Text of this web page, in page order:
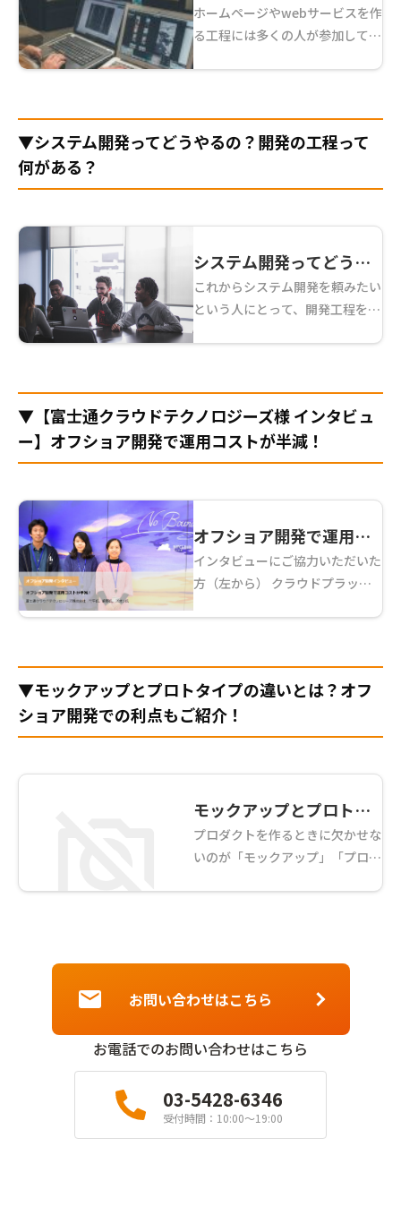
んな仕事？Webサイト制
作の工程って何がある
の？
ホームページやwebサービスを作
る工程には多くの人が参加してお
コードを書いたり、ユーザーから
見える部分をデザイ ...
▼システム開発ってどうやるの？開発の工程って
何がある？
システム開発ってどうや
るの？開発の工程って何
がある？
これからシステム開発を頼みたい
という人にとって、開発工程を知
ようなフェーズなのか、自分がど
のようなことに気をつ ...
▼【富士通クラウドテクノロジーズ様 インタビュ
ー】オフショア開発で運用コストが半減！
オフショア開発で運用コ
ストが半減！【富士通ク
ラウドテクノロジーズ様
インタビュー】
インタビューにご協力いただいた
方（左から） クラウドプラット
ューション部 前野 粒子氏 クラ
ウドプラットフ ...
▼モックアップとプロトタイプの違いとは？オフ
ショア開発での利点もご紹介！
モックアップとプロトタ
イプの違いとは？オフシ
ョア開発での利点もご紹
介！
プロダクトを作るときに欠かせな
いのが「モックアップ」「プロト
つを使いながら開発し ...
お電話でのお問い合わせはこちら
03-5428-6346
受付時間：10:00〜19:00
お問い合わせはこちら